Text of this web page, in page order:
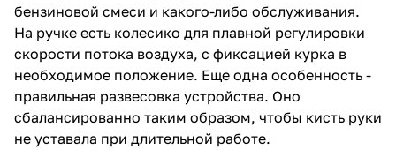
бензиновой смеси и какого-либо обслуживания.
На ручке есть колесико для плавной регулировки
скорости потока воздуха, с фиксацией курка в
необходимое положение. Еще одна особенность -
правильная развесовка устройства. Оно
сбалансированно таким образом, чтобы кисть руки
не уставала при длительной работе.
раз в 2 недели